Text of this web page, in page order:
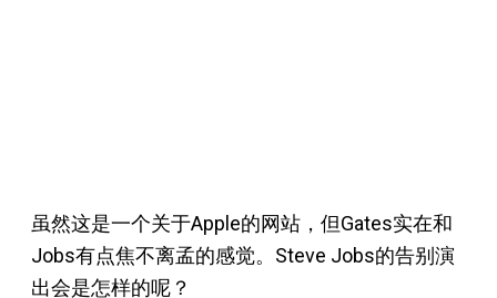
虽然这是一个关于Apple的网站，但Gates实在和
Jobs有点焦不离孟的感觉。Steve Jobs的告别演
出会是怎样的呢？